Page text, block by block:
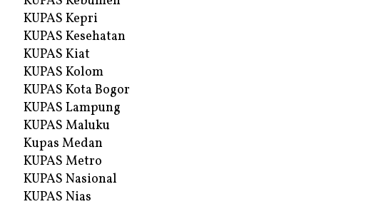
KUPAS Kepri
KUPAS Kesehatan
KUPAS Kiat
KUPAS Kolom
KUPAS Kota Bogor
KUPAS Lampung
KUPAS Maluku
Kupas Medan
KUPAS Metro
KUPAS Nasional
KUPAS Nias